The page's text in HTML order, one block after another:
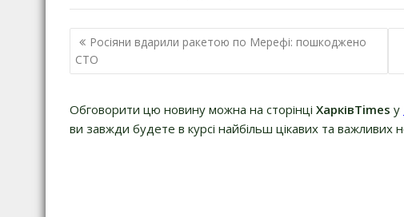
Навігація
записів
Росіяни вдарили ракетою по Мерефі: пошкоджено
СТО
Обговорити цю новину можна на сторінці ХарківTimes у
ви завжди будете в курсі найбільш цікавих та важливих